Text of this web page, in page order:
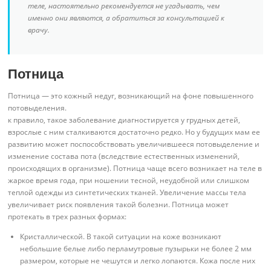
теле, настоятельно рекомендуется не угадывать, чем
именно они являются, а обратиться за консультацией к
врачу.
Потница
Потница — это кожный недуг, возникающий на фоне повышенного
потовыделения.
к правило, такое заболевание диагностируется у грудных детей,
взрослые с ним сталкиваются достаточно редко. Но у будущих мам ее
развитию может поспособствовать увеличившееся потовыделение и
изменение состава пота (вследствие естественных изменений,
происходящих в организме). Потница чаще всего возникает на теле в
жаркое время года, при ношении тесной, неудобной или слишком
теплой одежды из синтетических тканей. Увеличение массы тела
увеличивает риск появления такой болезни. Потница может
протекать в трех разных формах:
Кристаллической. В такой ситуации на коже возникают
небольшие белые либо перламутровые пузырьки не более 2 мм
размером, которые не чешутся и легко лопаются. Кожа после них